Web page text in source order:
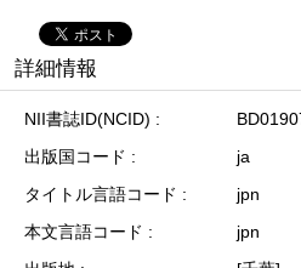
詳細情報
NII書誌ID(NCID)
出版国コード
ja
タイトル言語コード
jpn
本文言語コード
jpn